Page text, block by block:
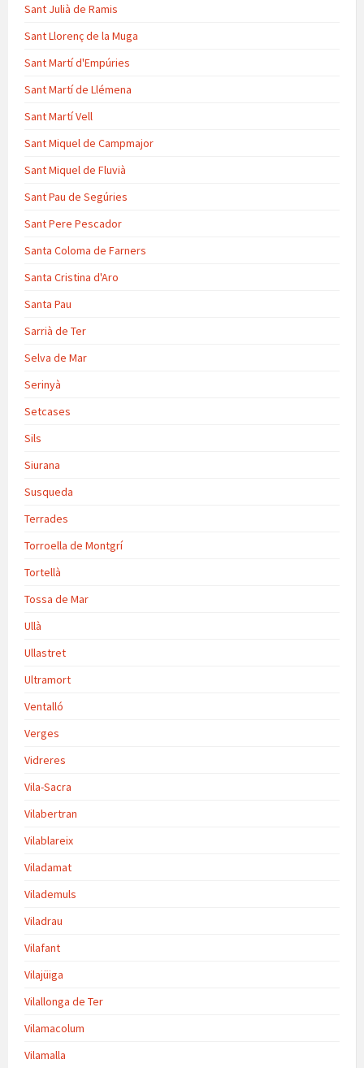
Sant Julià de Ramis
Sant Llorenç de la Muga
Sant Martí d'Empúries
Sant Martí de Llémena
Sant Martí Vell
Sant Miquel de Campmajor
Sant Miquel de Fluvià
Sant Pau de Segúries
Sant Pere Pescador
Santa Coloma de Farners
Santa Cristina d'Aro
Santa Pau
Sarrià de Ter
Selva de Mar
Serinyà
Setcases
Sils
Siurana
Susqueda
Terrades
Torroella de Montgrí
Tortellà
Tossa de Mar
Ullà
Ullastret
Ultramort
Ventalló
Verges
Vidreres
Vila-Sacra
Vilabertran
Vilablareix
Viladamat
Vilademuls
Viladrau
Vilafant
Vilajüiga
Vilallonga de Ter
Vilamacolum
Vilamalla